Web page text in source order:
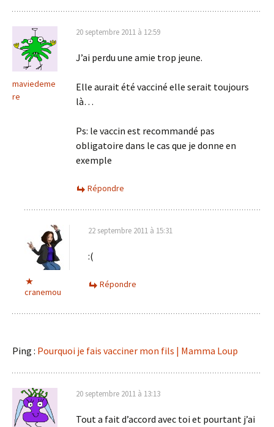
maviedeme
re
20 septembre 2011 à 12:59
J’ai perdu une amie trop jeune.
Elle aurait été vacciné elle serait toujours
là…
Ps: le vaccin est recommandé pas
obligatoire dans le cas que je donne en
exemple
Répondre
cranemou
22 septembre 2011 à 15:31
:(
Répondre
Ping : Pourquoi je fais vacciner mon fils | Mamma Loup
20 septembre 2011 à 13:13
Tout a fait d’accord avec toi et pourtant j’ai